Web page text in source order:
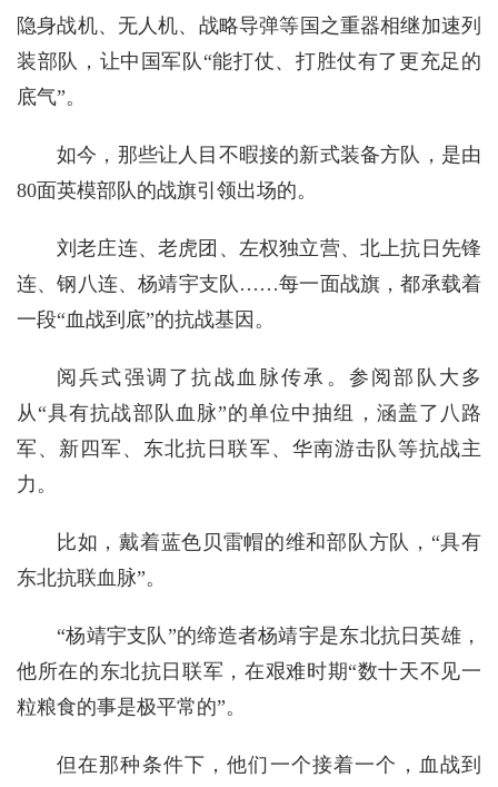
隐身战机、无人机、战略导弹等国之重器相继加速列
装部队，让中国军队“能打仗、打胜仗有了更充足的
底气”。
如今，那些让人目不暇接的新式装备方队，是由
80面英模部队的战旗引领出场的。
刘老庄连、老虎团、左权独立营、北上抗日先锋
连、钢八连、杨靖宇支队……每一面战旗，都承载着
一段“血战到底”的抗战基因。
阅兵式强调了抗战血脉传承。参阅部队大多
从“具有抗战部队血脉”的单位中抽组，涵盖了八路
军、新四军、东北抗日联军、华南游击队等抗战主
力。
比如，戴着蓝色贝雷帽的维和部队方队，“具有
东北抗联血脉”。
“杨靖宇支队”的缔造者杨靖宇是东北抗日英雄，
他所在的东北抗日联军，在艰难时期“数十天不见一
粒粮食的事是极平常的”。
但在那种条件下，他们一个接着一个，血战到